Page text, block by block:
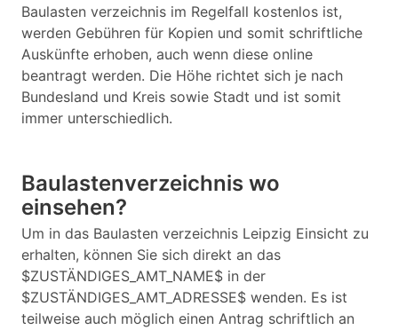
Baulasten verzeichnis im Regelfall kostenlos ist,
werden Gebühren für Kopien und somit schriftliche
Auskünfte erhoben, auch wenn diese online
beantragt werden. Die Höhe richtet sich je nach
Bundesland und Kreis sowie Stadt und ist somit
immer unterschiedlich.
Baulastenverzeichnis wo
einsehen?
Um in das Baulasten verzeichnis Leipzig Einsicht zu
erhalten, können Sie sich direkt an das
$ZUSTÄNDIGES_AMT_NAME$ in der
$ZUSTÄNDIGES_AMT_ADRESSE$ wenden. Es ist
teilweise auch möglich einen Antrag schriftlich an